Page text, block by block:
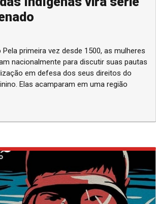
nacionalmente para discutir suas pautas
em defesa dos seus direitos do
Elas acamparam em uma região